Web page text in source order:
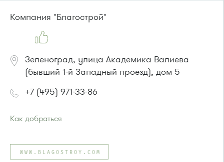
Компания "Благострой"
Зеленоград, улица Академика Валиева
(бывший 1-й Западный проезд), дом 5
+7 (495) 971-33-86
Как добраться
Автобусы № 3, 6, 7, 8, 9, 11, 13, 15, 23, 32, 400, 400э
или до остановки"Автокомбинат"
WWW.BLAGOSTROY.COM